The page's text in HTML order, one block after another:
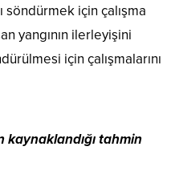
söndürmek için çalışma
yangının ilerleyişini
için çalışmalarını
kaynaklandığı tahmin